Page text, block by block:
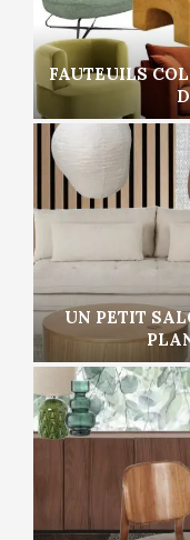
FAUTEUILS
UN PETIT